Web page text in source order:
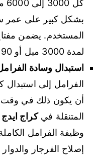
بشكل كبير على عمر
المستخدم. يضمن مفتاح
لمدة 3000 ميل أو 90 يومًا أخرى.
استبدال وسادة
أن يكون ذلك في وقت
المتنقلة فيكراج ايدج
وظيفة الفرامل
إصلاح الفرجار